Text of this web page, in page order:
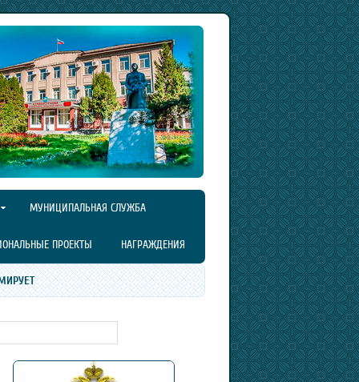
МУНИЦИПАЛЬНАЯ СЛУЖБА
ПРОЕКТЫ НАГРАЖДЕНИЯ